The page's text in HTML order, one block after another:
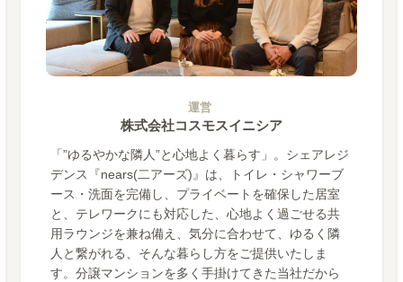
運営
株式会社コスモスイニシア
「”ゆるやかな隣人”と心地よく暮らす」。シェアレジ
デンス『nears(二アーズ)』は、トイレ・シャワーブ
ース・洗面を完備し、プライベートを確保した居室
と、テレワークにも対応した、心地よく過ごせる共
用ラウンジを兼ね備え、気分に合わせて、ゆるく隣
人と繋がれる、そんな暮らし方をご提供いたしま
す。分譲マンションを多く手掛けてきた当社だから